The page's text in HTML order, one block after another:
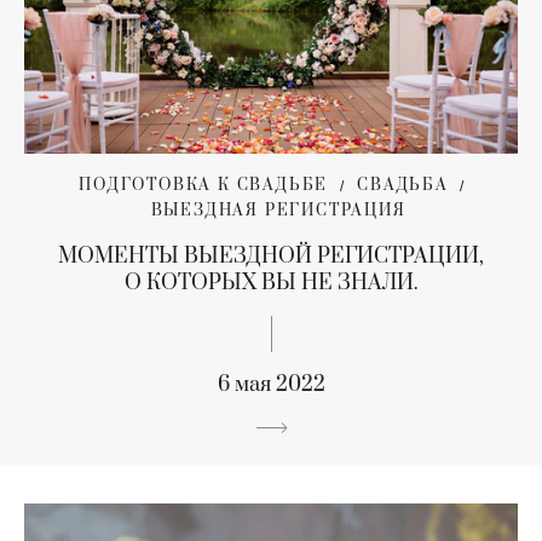
ПОДГОТОВКА К СВАДЬБЕ
СВАДЬБА
ВЫЕЗДНАЯ РЕГИСТРАЦИЯ
МОМЕНТЫ ВЫЕЗДНОЙ РЕГИСТРАЦИИ,
О КОТОРЫХ ВЫ НЕ ЗНАЛИ.
6 мая 2022